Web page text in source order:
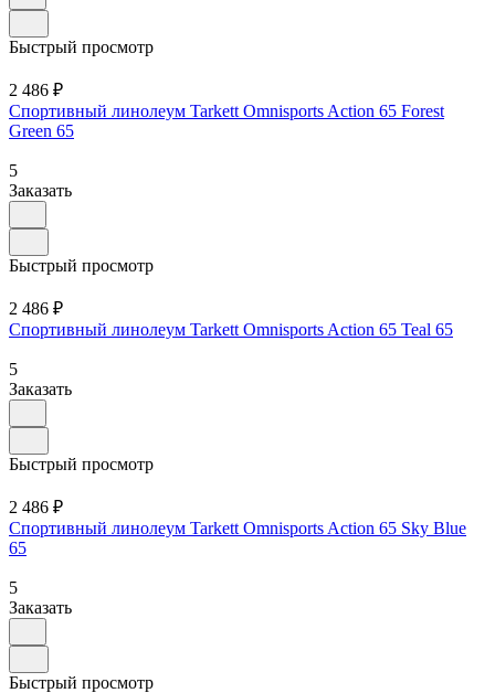
Быстрый просмотр
2 486 ₽
Спортивный линолеум Tarkett Omnisports Action 65 Forest
Green 65
5
Заказать
Быстрый просмотр
2 486 ₽
Спортивный линолеум Tarkett Omnisports Action 65 Teal 65
5
Заказать
Быстрый просмотр
2 486 ₽
Спортивный линолеум Tarkett Omnisports Action 65 Sky Blue
65
5
Заказать
Быстрый просмотр